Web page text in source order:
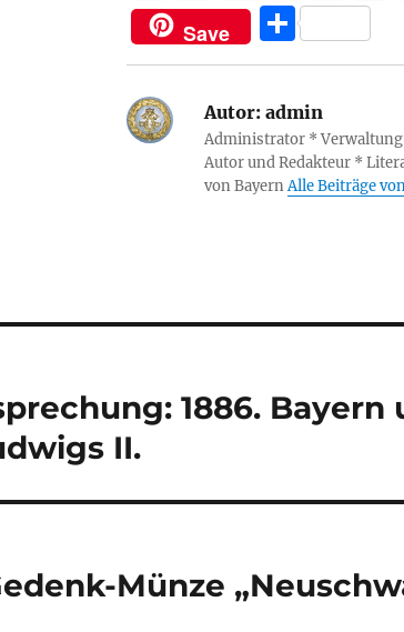
a
c
b
w
it
r
h
at
A
p
p
m
a
o
n
W
st
el
e
r
a
m
I
Save
T
ei
le
n
Autor:admin
Administrator *
Autor und Redakteur *
von BayernAlle Beiträge
1886. Bayern
II.
Münze